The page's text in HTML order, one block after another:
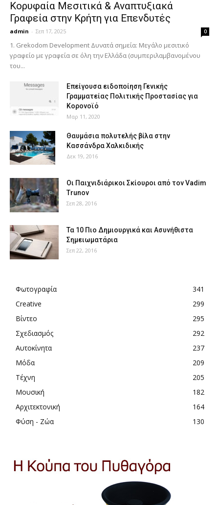
Κορυφαία Μεσιτικά & Αναπτυξιακά
Γραφεία στην Κρήτη για Επενδυτές
admin - Σεπ 17, 2025 0
1. Grekodom Development Δυνατά σημεία: Μεγάλο μεσιτικό
γραφείο με γραφεία σε όλη την Ελλάδα (συμπεριλαμβανομένου
του...
Επείγουσα ειδοποίηση Γενικής
Γραμματείας Πολιτικής Προστασίας για
Κορονοϊό
Μαρ 11, 2020
Θαυμάσια πολυτελής βίλα στην
Κασσάνδρα Χαλκιδικής
Δεκ 19, 2016
Οι Παιχνιδιάρικοι Σκίουροι από τον Vadim
Trunov
Σεπ 28, 2016
Τα 10 Πιο Δημιουργικά και Ασυνήθιστα
Σημειωματάρια
Σεπ 22, 2016
Φωτογραφία
341
Creative
299
Βίντεο
295
Σχεδιασμός
292
Αυτοκίνητα
237
Μόδα
209
Τέχνη
205
Μουσική
182
Αρχιτεκτονική
164
Φύση - Ζώα
130